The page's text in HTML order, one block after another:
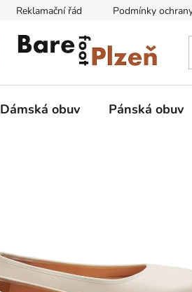
Reklamační řád Podmínky
Dámská obuv Pánská obuv